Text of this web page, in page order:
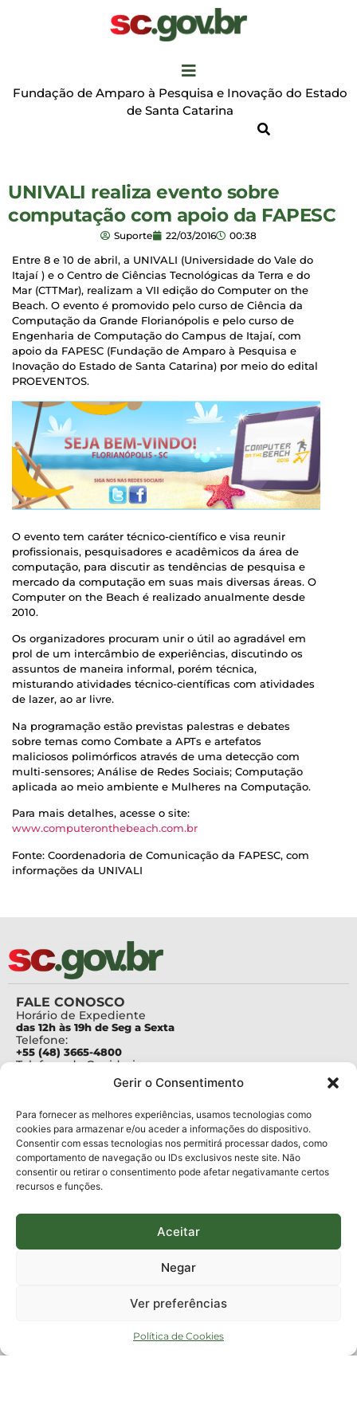
Gerir o Consentimento
Para fornecer as melhores experiências, usamos tecnologias como
cookies para armazenar e/ou aceder a informações do dispositivo.
Consentir com essas tecnologias nos permitirá processar dados, como
comportamento de navegação ou IDs exclusivos neste site. Não
consentir ou retirar o consentimento pode afetar negativamante certos
recursos e funções.
Aceitar
Negar
Ver preferências
Política de Cookies
Fundação de Amparo à Pesquisa e Inovação do Estado
de Santa Catarina
UNIVALI realiza evento sobre
computação com apoio da FAPESC
Suporte 22/03/2016 00:38
Entre 8 e 10 de abril, a UNIVALI (Universidade do Vale do
Itajaí ) e o Centro de Ciências Tecnológicas da Terra e do
Mar (CTTMar), realizam a VII edição do Computer on the
Beach. O evento é promovido pelo curso de Ciência da
Computação da Grande Florianópolis e pelo curso de
Engenharia de Computação do Campus de Itajaí, com
apoio da FAPESC (Fundação de Amparo à Pesquisa e
Inovação do Estado de Santa Catarina) por meio do edital
PROEVENTOS.
O evento tem caráter técnico-científico e visa reunir
profissionais, pesquisadores e acadêmicos da área de
computação, para discutir as tendências de pesquisa e
mercado da computação em suas mais diversas áreas. O
Computer on the Beach é realizado anualmente desde
2010.
Os organizadores procuram unir o útil ao agradável em
prol de um intercâmbio de experiências, discutindo os
assuntos de maneira informal, porém técnica,
misturando atividades técnico-científicas com atividades
de lazer, ao ar livre.
Na programação estão previstas palestras e debates
sobre temas como Combate a APTs e artefatos
maliciosos polimórficos através de uma detecção com
multi-sensores; Análise de Redes Sociais; Computação
aplicada ao meio ambiente e Mulheres na Computação.
Para mais detalhes, acesse o site:
www.computeronthebeach.com.br
Fonte: Coordenadoria de Comunicação da FAPESC, com
informações da UNIVALI
FALE CONOSCO
Horário de Expediente
das 12h às 19h de Seg a Sexta
Telefone:
+55 (48) 3665-4800
Telefone da Ouvidoria
Para assuntos relacionados à Pesquisa
pesquisa@fapesc.sc.gov.br
Para assuntos relacionados à Inovação
inovacao@fapesc.sc.gov.br
Para assuntos relacionados à Bolsas
bolsas@fapesc.sc.gov.br
Para assuntos relacionados à Prestação de Contas
Para assuntos relacionados à Plataforma
plataforma@fapesc.sc.gov.br
Jair Artur da Silva dpo@fapesc.sc.gov.br 3665-4831
km 01, Módulo 12A, Edifício Fapesc / Celta, 5° andar